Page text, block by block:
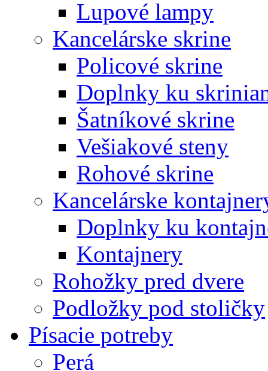
Lupové lampy
Kancelárske skrine
Policové skrine
Doplnky ku
Šatníkové skrine
Vešiakové steny
Rohové skrine
Kancelárske
Doplnky ku
Kontajnery
Rohožky pred dvere
Podložky pod stoličky
Písacie potreby
Perá